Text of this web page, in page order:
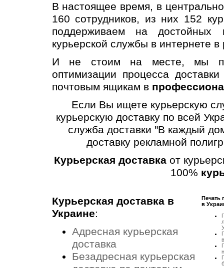
В настоящее время, в
160 сотрудников, из них 152
поддерживаем на достойных
курьерской службы в интернете
И не стоим на месте, мы
оптимизации процесса
почтовым ящикам в
Если Вы ищете курьерскую
курьерскую доставку по всей
служба доставки "В каждый
доставку рекламной
Курьерская доставкаот
100%
Курьерская доставка в
Украине:
Адресная курьерская
доставка
Безадресная курьерская
Печать
в